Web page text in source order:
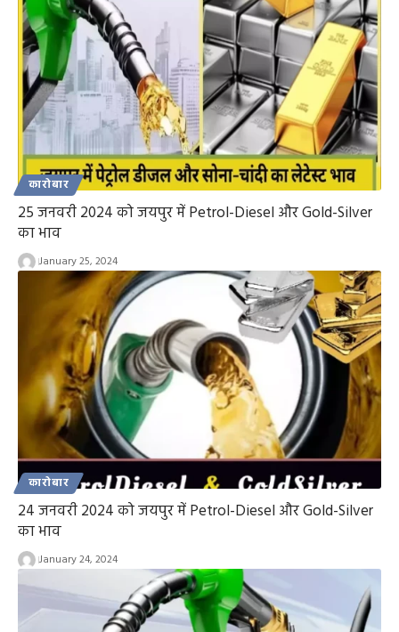
कारोबार
25 जनवरी 2024 को जयपुर में Petrol-Diesel और Gold-Silver
का भाव
January 25, 2024
कारोबार
24 जनवरी 2024 को जयपुर में Petrol-Diesel और Gold-Silver
का भाव
January 24, 2024